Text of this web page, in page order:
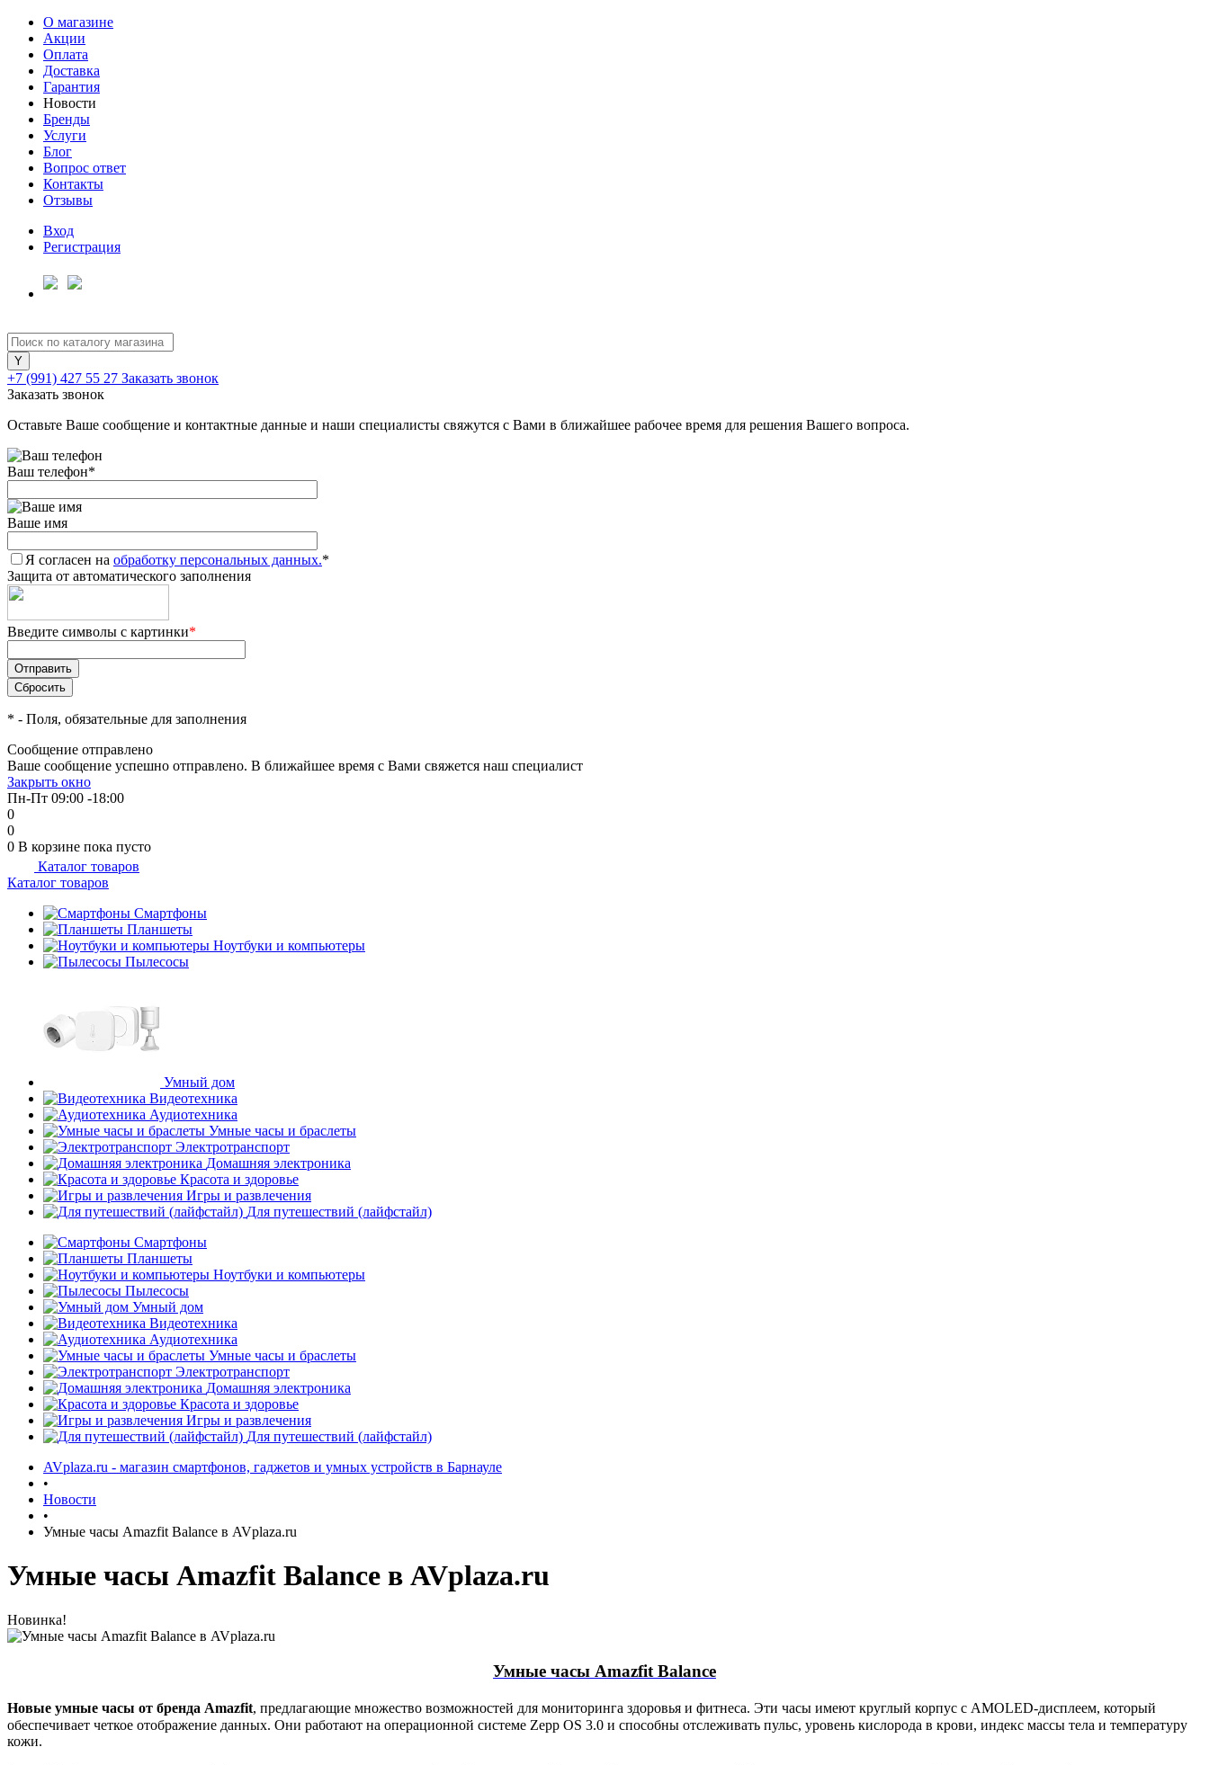
О магазине
Акции
Оплата
Доставка
Гарантия
Новости
Бренды
Услуги
Блог
Вопрос ответ
Контакты
Отзывы
Вход
Регистрация
+7 (991) 427 55 27 Заказать звонок
Заказать звонок
Оставьте Ваше сообщение и контактные данные и наши специалисты свяжутся с Вами в ближайшее рабочее время для решения Вашего вопроса.
Ваш телефон*
Ваше имя
Я согласен на обработку персональных данных.*
Защита от автоматического заполнения
Введите символы с картинки*
* - Поля, обязательные для заполнения
Сообщение отправлено
Ваше сообщение успешно отправлено. В ближайшее время с Вами свяжется наш специалист
Закрыть окно
Пн-Пт 09:00 -18:00
0
0
0 В корзине пока пусто
Каталог товаров
Каталог товаров
Смартфоны
Планшеты
Ноутбуки и компьютеры
Пылесосы
Умный дом
Видеотехника
Аудиотехника
Умные часы и браслеты
Электротранспорт
Домашняя электроника
Красота и здоровье
Игры и развлечения
Для путешествий (лайфстайл)
Смартфоны
Планшеты
Ноутбуки и компьютеры
Пылесосы
Умный дом
Видеотехника
Аудиотехника
Умные часы и браслеты
Электротранспорт
Домашняя электроника
Красота и здоровье
Игры и развлечения
Для путешествий (лайфстайл)
AVplaza.ru - магазин смартфонов, гаджетов и умных устройств в Барнауле
•
Новости
•
Умные часы Amazfit Balance в AVplaza.ru
Умные часы Amazfit Balance в AVplaza.ru
Новинка!
Умные часы Amazfit Balance
Новые умные часы от бренда Amazfit, предлагающие множество возможностей для мониторинга здоровья и фитнеса. Эти часы имеют круглый корпус с AMOLED-дисплеем, который
обеспечивает четкое отображение данных. Они работают на операционной системе Zepp OS 3.0 и способны отслеживать пульс, уровень кислорода в крови, индекс массы тела и температуру
кожи.